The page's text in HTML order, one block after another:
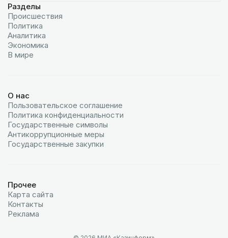
Разделы
Происшествия
Политика
Аналитика
Экономика
В мире
О нас
Пользовательское соглашение
Политика конфиденциальности
Государственные символы
Антикоррупционные меры
Государственные закупки
Прочее
Карта сайта
Контакты
Реклама